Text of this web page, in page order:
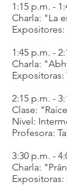
1:15 p.m. -
Charla: "La
Expositores:
1:45 p.m. -
Charla:
Expositoras:
2:15 p.m. -
Clase:
Nivel:
Profesora:
3:30 p.m. -
Charla:
Expositoras: